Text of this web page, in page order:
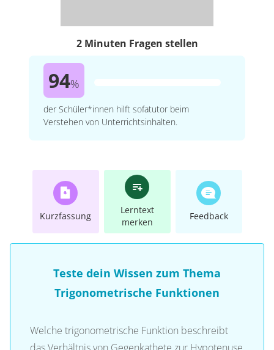
2 Minuten Fragen stellen
94%
der Schüler*innen hilft sofatutor beim
Verstehen von Unterrichtsinhalten.
Kurzfassung
Lerntext
merken
Feedback
Teste dein Wissen zum Thema
Trigonometrische Funktionen
Welche trigonometrische Funktion beschreibt